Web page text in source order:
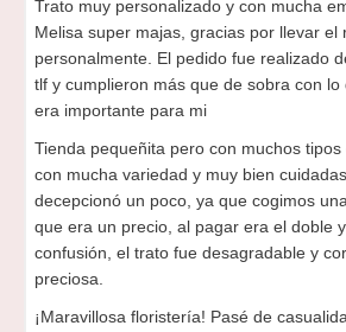
Trato muy personalizado y con mucha
Melisa super majas, gracias por llevar el
personalmente. El pedido fue realizado
tlf y cumplieron más que de sobra con
era importante para mi
Tienda pequeñita pero con muchos tipos
con mucha variedad y muy bien
decepcionó un poco, ya que cogimos
que era un precio, al pagar era el doble
confusión, el trato fue desagradable y
preciosa.
¡Maravillosa floristería! Pasé de